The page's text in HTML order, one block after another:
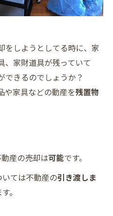
をしようとしてる時に、家
、家財道具が残っていて
できるのでしょうか？
家具などの動産を残置物
産の売却は可能です。
ては不動産の引き渡しま
。